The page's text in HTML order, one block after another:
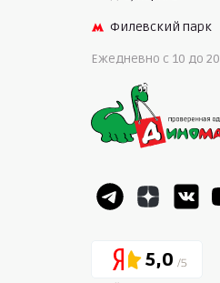
Филевский парк
Ежедневно c 10 до 20
5,0